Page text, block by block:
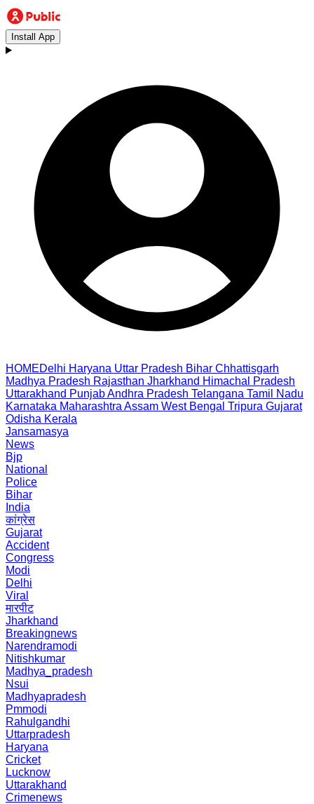
Install App
HOMEDelhi Haryana Uttar Pradesh Bihar Chhattisgarh
Madhya Pradesh Rajasthan Jharkhand Himachal Pradesh
Uttarakhand PunjabAndhra Pradesh Telangana Tamil Nadu
Karnataka Maharashtra Assam West Bengal Tripura Gujarat
Odisha Kerala
Jansamasya
News
Bjp
National
Police
Bihar
India
कांग्रेस
Gujarat
Accident
Congress
Modi
Delhi
Viral
मारपीट
Jharkhand
Breakingnews
Narendramodi
Nitishkumar
Madhya_pradesh
Nsui
Madhyapradesh
Pmmodi
Rahulgandhi
Uttarpradesh
Haryana
Cricket
Lucknow
Uttarakhand
Crimenews